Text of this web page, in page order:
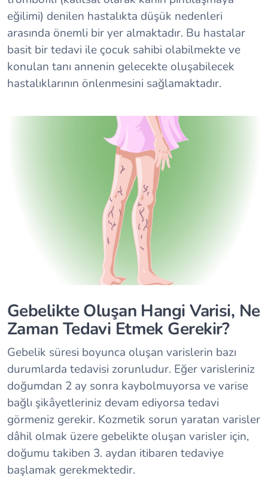
eğilimi) denilen hastalıkta düşük nedenleri
arasında önemli bir yer almaktadır. Bu hastalar
basit bir tedavi ile çocuk sahibi olabilmekte ve
konulan tanı annenin gelecekte oluşabilecek
hastalıklarının önlenmesini sağlamaktadır.
Gebelikte Oluşan Hangi Varisi, Ne
Zaman Tedavi Etmek Gerekir?
Gebelik süresi boyunca oluşan varislerin bazı
durumlarda tedavisi zorunludur. Eğer varisleriniz
doğumdan 2 ay sonra kaybolmuyorsa ve varise
bağlı şikâyetleriniz devam ediyorsa tedavi
görmeniz gerekir. Kozmetik sorun yaratan varisler
dâhil olmak üzere gebelikte oluşan varisler için,
doğumu takiben 3. aydan itibaren tedaviye
başlamak gerekmektedir.